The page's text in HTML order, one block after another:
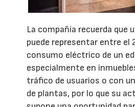
La compañía recuerda que
puede representar entre el
consumo eléctrico de un
especialmente en
tráfico de usuarios o con
de plantas, por lo que su